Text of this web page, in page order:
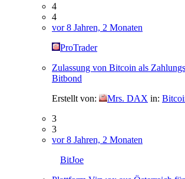
4
4
vor 8 Jahren, 2 Monaten
ProTrader
Zulassung von Bitcoin als
Bitbond
Erstellt von:
Mrs. DAX in:
3
3
vor 8 Jahren, 2 Monaten
BitJoe